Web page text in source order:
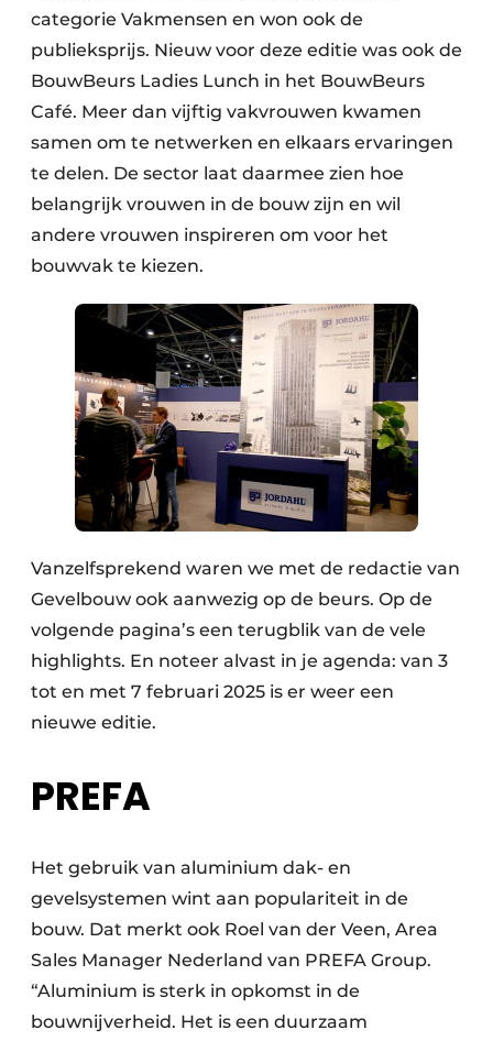
categorie Vakmensen en won ook de
publieksprijs. Nieuw voor deze editie was ook de
BouwBeurs Ladies Lunch in het BouwBeurs
Café. Meer dan vijftig vakvrouwen kwamen
samen om te netwerken en elkaars ervaringen
te delen. De sector laat daarmee zien hoe
belangrijk vrouwen in de bouw zijn en wil
andere vrouwen inspireren om voor het
bouwvak te kiezen.
Vanzelfsprekend waren we met de redactie van
Gevelbouw ook aanwezig op de beurs. Op de
volgende pagina’s een terugblik van de vele
highlights. En noteer alvast in je agenda: van 3
tot en met 7 februari 2025 is er weer een
nieuwe editie.
PREFA
Het gebruik van aluminium dak- en
gevelsystemen wint aan populariteit in de
bouw. Dat merkt ook Roel van der Veen, Area
Sales Manager Nederland van PREFA Group.
“Aluminium is sterk in opkomst in de
bouwnijverheid. Het is een duurzaam